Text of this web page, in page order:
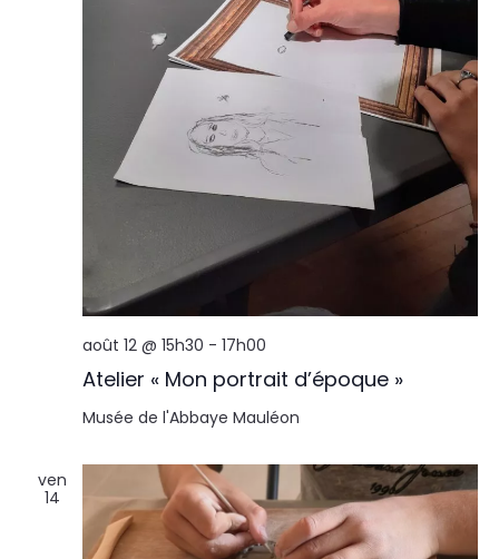
Atelier « Mon portrait d’époque »
août 12 @ 15h30 - 17h00
Musée de l'Abbaye Mauléon
ven
14